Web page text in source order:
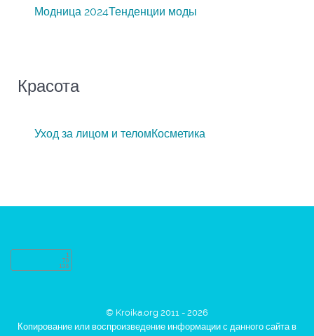
Модница 2024Тенденции моды
Красота
Уход за лицом и теломКосметика
© Kroika.org 2011 - 2026
Копирование или воспроизведение информации с данного сайта в